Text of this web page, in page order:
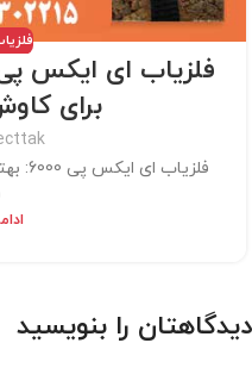
برای
دیدگاهتان را بنویسید